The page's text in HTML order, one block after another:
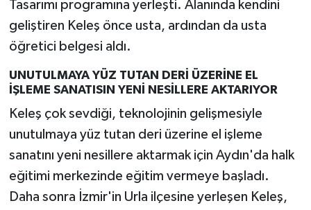
Tasarımı programına yerleşti. Alanında kendini
geliştiren Keleş önce usta, ardından da usta
öğretici belgesi aldı.
UNUTULMAYA YÜZ TUTAN DERİ ÜZERİNE EL
İŞLEME SANATISIN YENİ NESİLLERE AKTARIYOR
Keleş çok sevdiği, teknolojinin gelişmesiyle
unutulmaya yüz tutan deri üzerine el işleme
sanatını yeni nesillere aktarmak için Aydın'da halk
eğitimi merkezinde eğitim vermeye başladı.
Daha sonra İzmir'in Urla ilçesine yerleşen Keleş,